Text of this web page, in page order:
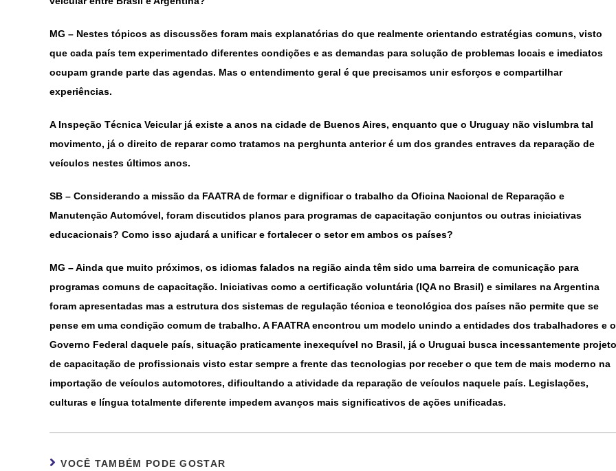
MG – Nestes tópicos as discussões foram mais explanatórias do que realmente orientando estratégias comuns, visto
que cada país tem experimentado diferentes condições e as demandas para solução de problemas locais e imediatos
ocupam grande parte das agendas. Mas o entendimento geral é que precisamos unir esforços e compartilhar
experiências.
A Inspeção Técnica Veicular já existe a anos na cidade de Buenos Aires, enquanto que o Uruguay não vislumbra tal
movimento, já o direito de reparar como tratamos na perghunta anterior é um dos grandes entraves da reparação de
veículos nestes últimos anos.
SB – Considerando a missão da FAATRA de formar e dignificar o trabalho da Oficina Nacional de Reparação e
Manutenção Automóvel, foram discutidos planos para programas de capacitação conjuntos ou outras iniciativas
educacionais? Como isso ajudará a unificar e fortalecer o setor em ambos os países?
MG – Ainda que muito próximos, os idiomas falados na região ainda têm sido uma barreira de comunicação para
programas comuns de capacitação. Iniciativas como a certificação voluntária (IQA no Brasil) e similares na Argentina
foram apresentadas mas a estrutura dos sistemas de regulação técnica e tecnológica dos países não permite que se
pense em uma condição comum de trabalho. A FAATRA encontrou um modelo unindo a entidades dos trabalhadores e o
Governo Federal daquele país, situação praticamente inexequível no Brasil, já o Uruguai busca incessantemente
de capacitação de profissionais visto estar sempre a frente das tecnologias por receber o que tem de mais moderno na
importação de veículos automotores, dificultando a atividade da reparação de veículos naquele país. Legislações,
culturas e língua totalmente diferente impedem avanços mais significativos de ações unificadas.
VOCÊ TAMBÉM PODE GOSTAR